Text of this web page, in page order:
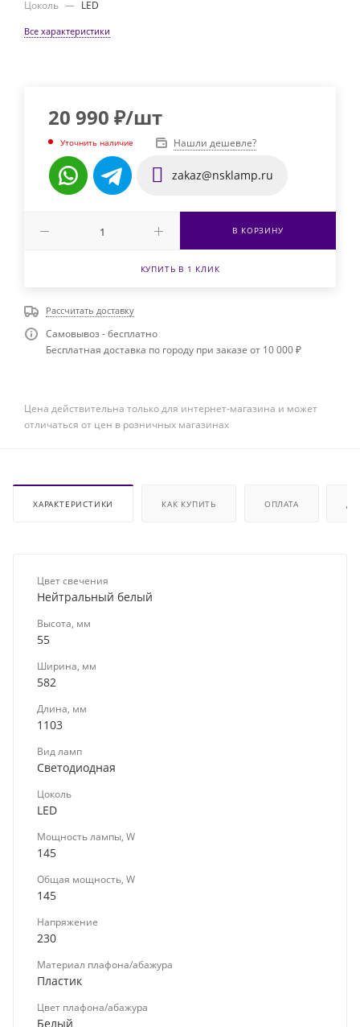
Цоколь — LED
Все характеристики
20 990 ₽/шт
Уточнить наличие Нашли дешевле?
zakaz@nsklamp.ru
В КОРЗИНУ
КУПИТЬ В 1 КЛИК
Рассчитать доставку
Самовывоз - бесплатно
Бесплатная доставка по городу при заказе от 10 000 ₽
Цена действительна только для интернет-магазина и может
отличаться от цен в розничных магазинах
ХАРАКТЕРИСТИКИ КАК КУПИТЬ ОПЛАТА
Цвет свечения
Нейтральный белый
Высота, мм
55
Ширина, мм
582
Длина, мм
1103
Вид ламп
Светодиодная
Цоколь
LED
Мощность лампы, W
145
Общая мощность, W
145
Напряжение
230
Материал плафона/абажура
Пластик
Цвет плафона/абажура
Белый